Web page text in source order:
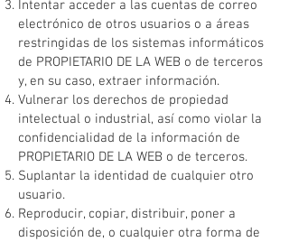
Intentar acceder a las cuentas de correo
electrónico de otros usuarios o a áreas
restringidas de los sistemas informáticos
de PROPIETARIO DE LA WEB o de terceros
y, en su caso, extraer información.
Vulnerar los derechos de propiedad
intelectual o industrial, así como violar la
confidencialidad de la información de
PROPIETARIO DE LA WEB o de terceros.
Suplantar la identidad de cualquier otro
usuario.
Reproducir, copiar, distribuir, poner a
disposición de, o cualquier otra forma de